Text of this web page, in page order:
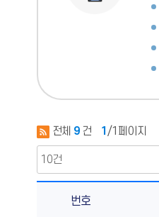
전체 9 건 1 /1페이지
번호